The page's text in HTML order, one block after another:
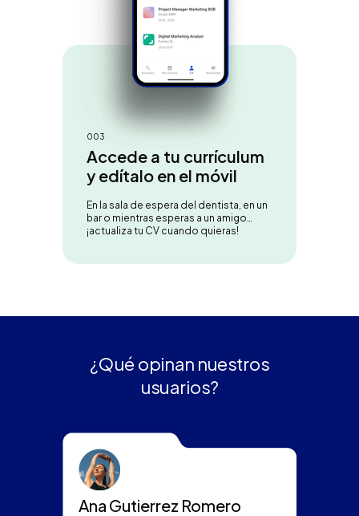
¿Qué opinan nuestros
usuarios?
Ana Gutierrez Romero
003
Accede a tu currículum
y edítalo en el móvil
En la sala de espera del dentista, en un
bar o mientras esperas a un amigo…
¡actualiza tu CV cuando quieras!